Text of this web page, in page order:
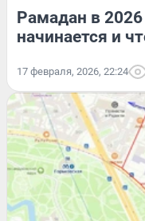
Рамадан в 2026
начинается и
17 февраля, 2026, 22:24